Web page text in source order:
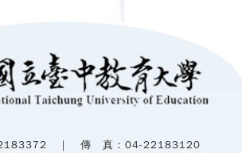
｜ 傳 真：04-22183120